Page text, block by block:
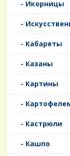
- Икорницы
-
- Кабареты
- Казаны
- Картины
-
- Кастрюли
- Кашпо